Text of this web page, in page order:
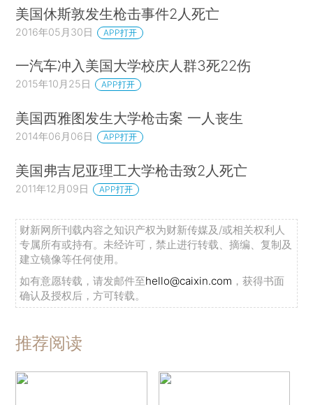
美国休斯敦发生枪击事件2人死亡
2016年05月30日 APP打开
一汽车冲入美国大学校庆人群3死22伤
2015年10月25日 APP打开
美国西雅图发生大学枪击案 一人丧生
2014年06月06日 APP打开
美国弗吉尼亚理工大学枪击致2人死亡
2011年12月09日 APP打开
财新网所刊载内容之知识产权为财新传媒及/或相关权利人
专属所有或持有。未经许可，禁止进行转载、摘编、复制及
建立镜像等任何使用。
如有意愿转载，请发邮件至hello@caixin.com ，获得书面
确认及授权后，方可转载。
推荐阅读